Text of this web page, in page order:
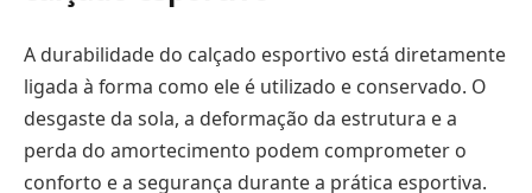
A durabilidade do calçado esportivo está diretamente
ligada à forma como ele é utilizado e conservado. O
desgaste da sola, a deformação da estrutura e a
perda do amortecimento podem comprometer o
conforto e a segurança durante a prática esportiva.